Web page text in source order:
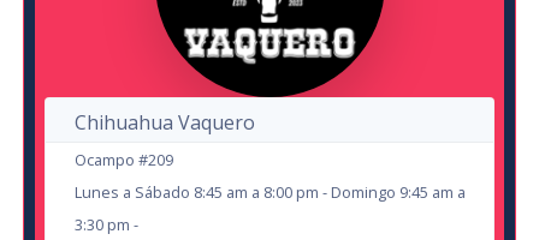
Hernan El Potro
en Cd Juárez
Auditorio Benito Juárez
Los Chicharrines
en Cd Juárez
Centro Cultural Paso del Norte
Chihuahua Vaquero
Ocampo #209
Lunes a Sábado 8:45 am a 8:00 pm - Domingo 9:45 am a
3:30 pm -